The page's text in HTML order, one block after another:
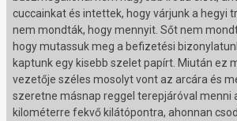
cuccainkat és intettek, hogy várjunk a hegyi
nem mondták, hogy mennyit. Sőt nem
hogy mutassuk meg a befizetési
kaptunk egy kisebb szelet papírt. Miután ez
vezetője széles mosolyt vont az arcára és
szeretne másnap reggel terepjáróval menni
kilométerre fekvő kilátópontra, ahonnan